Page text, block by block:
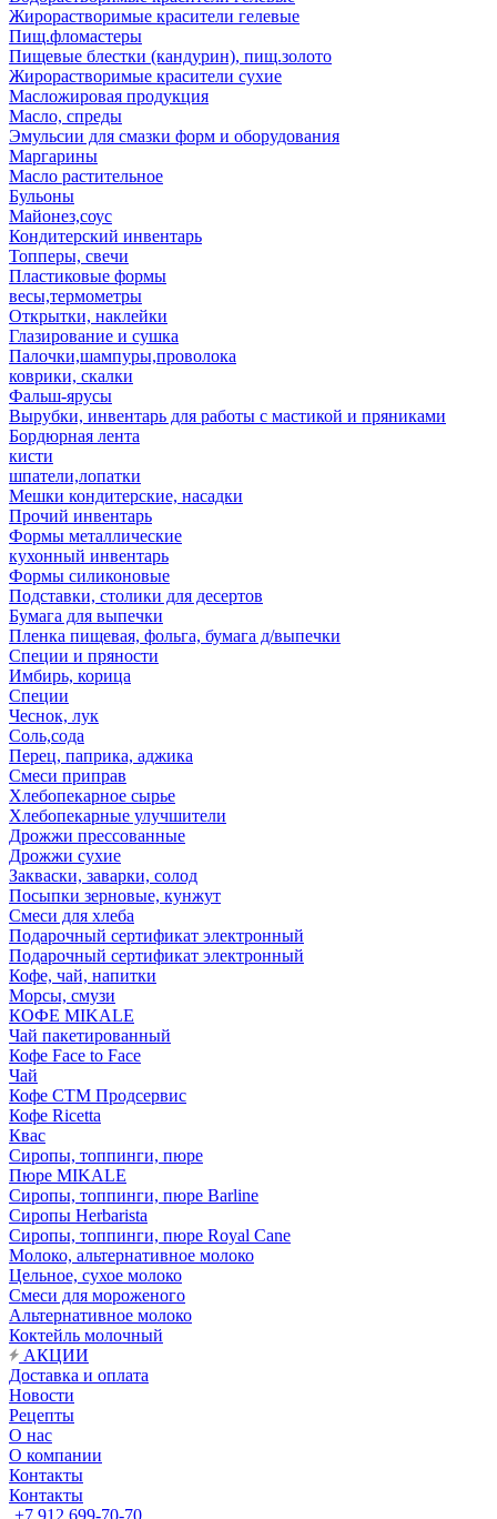
Жирорастворимые красители гелевые
Пищ.фломастеры
Пищевые блестки (кандурин), пищ.золото
Жирорастворимые красители сухие
Масложировая продукция
Масло, спреды
Эмульсии для смазки форм и оборудования
Маргарины
Масло растительное
Бульоны
Майонез,соус
Кондитерский инвентарь
Топперы, свечи
Пластиковые формы
весы,термометры
Открытки, наклейки
Глазирование и сушка
Палочки,шампуры,проволока
коврики, скалки
Фальш-ярусы
Вырубки, инвентарь для работы с мастикой и пряниками
Бордюрная лента
кисти
шпатели,лопатки
Мешки кондитерские, насадки
Прочий инвентарь
Формы металлические
кухонный инвентарь
Формы силиконовые
Подставки, столики для десертов
Бумага для выпечки
Пленка пищевая, фольга, бумага д/выпечки
Специи и пряности
Имбирь, корица
Специи
Чеснок, лук
Соль,сода
Перец, паприка, аджика
Смеси приправ
Хлебопекарное сырье
Хлебопекарные улучшители
Дрожжи прессованные
Дрожжи сухие
Закваски, заварки, солод
Посыпки зерновые, кунжут
Смеси для хлеба
Подарочный сертификат электронный
Подарочный сертификат электронный
Кофе, чай, напитки
Морсы, смузи
КОФЕ MIKALE
Чай пакетированный
Кофе Face to Face
Чай
Кофе СТМ Продсервис
Кофе Ricetta
Квас
Сиропы, топпинги, пюре
Пюре MIKALE
Сиропы, топпинги, пюре Barline
Сиропы Herbarista
Сиропы, топпинги, пюре Royal Cane
Молоко, альтернативное молоко
Цельное, сухое молоко
Смеси для мороженого
Альтернативное молоко
Коктейль молочный
АКЦИИ
Доставка и оплата
Новости
Рецепты
О нас
О компании
Контакты
Контакты
+7 912 699-70-70